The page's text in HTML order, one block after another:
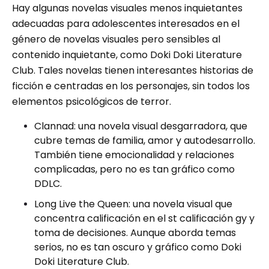
Hay algunas novelas visuales menos inquietantes
adecuadas para adolescentes interesados ​​en el
género de novelas visuales pero sensibles al
contenido inquietante, como Doki Doki Literature
Club. Tales novelas tienen interesantes historias de
ficción e centradas en los personajes, sin todos los
elementos psicológicos de terror.
Clannad: una novela visual desgarradora, que
cubre temas de familia, amor y autodesarrollo.
También tiene emocionalidad y relaciones
complicadas, pero no es tan gráfico como
DDLC.
Long Live the Queen: una novela visual que
concentra calificación en el st calificación gy y
toma de decisiones. Aunque aborda temas
serios, no es tan oscuro y gráfico como Doki
Doki Literature Club.